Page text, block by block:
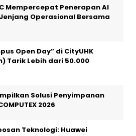
Mempercepat Penerapan AI
Operasional Bersama
Open Day” di CityUHK
Tarik Lebih dari 50.000
Solusi Penyimpanan
2026
Teknologi: Huawei